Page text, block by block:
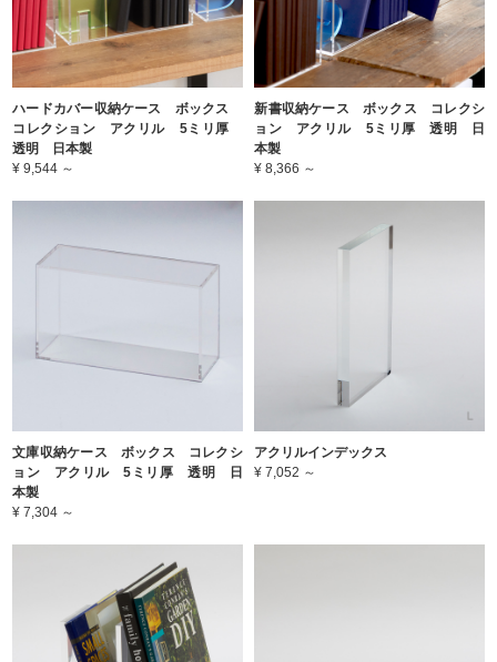
ハードカバー収納ケース ボックス
コレクション アクリル 5ミリ厚
透明 日本製
¥ 9,544 ～
新書収納ケース ボックス コレクシ
ョン アクリル 5ミリ厚 透明 日
本製
¥ 8,366 ～
文庫収納ケース ボックス コレクシ
ョン アクリル 5ミリ厚 透明 日
本製
¥ 7,304 ～
アクリルインデックス
¥ 7,052 ～